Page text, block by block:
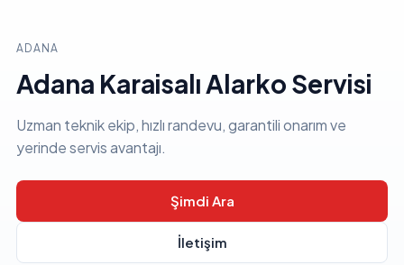
ADANA
Adana Karaisalı Alarko Servisi
Uzman teknik ekip, hızlı randevu, garantili onarım ve
yerinde servis avantajı.
Şimdi Ara
İletişim